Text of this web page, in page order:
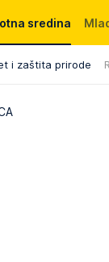
sredina
i zaštita prirode